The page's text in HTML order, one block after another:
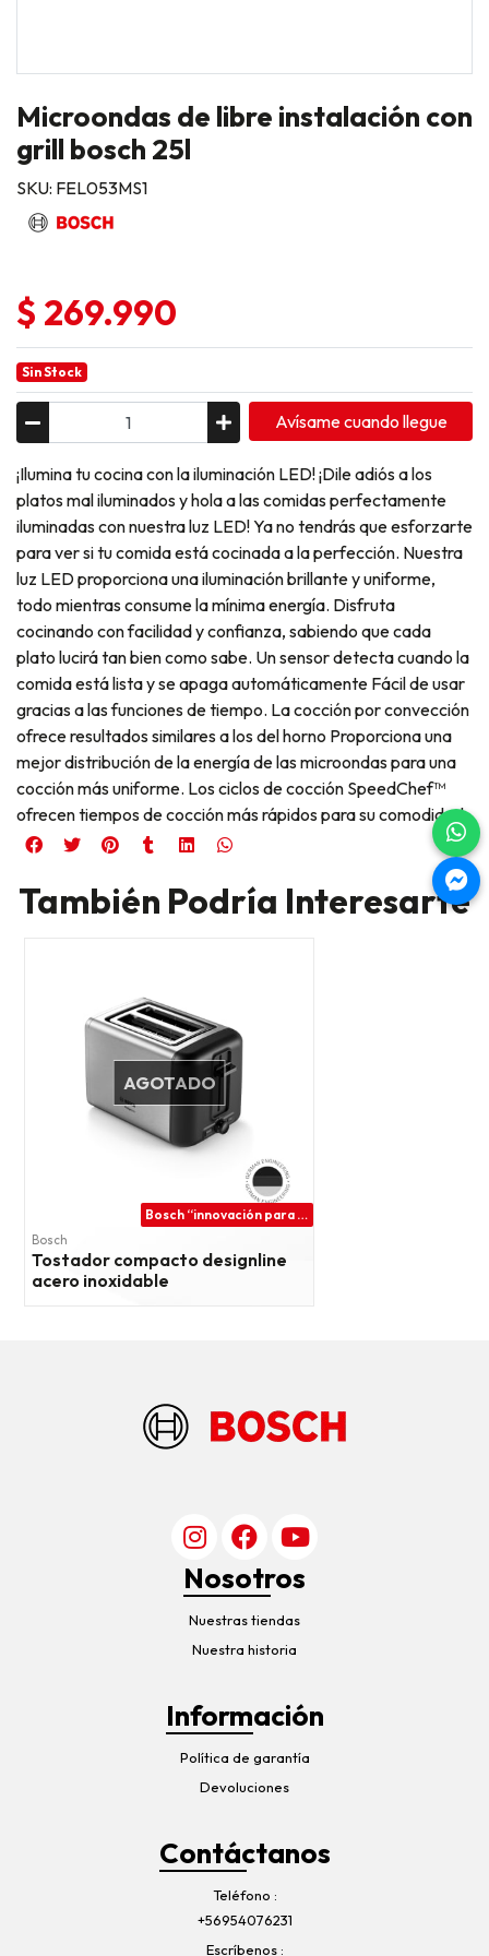
Microondas de libre instalación con
grill bosch 25l
SKU: FEL053MS1
$ 269.990
Sin Stock
Avísame cuando llegue
¡Ilumina tu cocina con la iluminación LED! ¡Dile adiós a los
platos mal iluminados y hola a las comidas perfectamente
iluminadas con nuestra luz LED! Ya no tendrás que esforzarte
para ver si tu comida está cocinada a la perfección. Nuestra
luz LED proporciona una iluminación brillante y uniforme,
todo mientras consume la mínima energía. Disfruta
cocinando con facilidad y confianza, sabiendo que cada
plato lucirá tan bien como sabe. Un sensor detecta cuando la
comida está lista y se apaga automáticamente Fácil de usar
gracias a las funciones de tiempo. La cocción por convección
ofrece resultados similares a los del horno Proporciona una
mejor distribución de la energía de las microondas para una
cocción más uniforme. Los ciclos de cocción SpeedChef™
ofrecen tiempos de cocción más rápidos para su comodidad
También Podría Interesarte
AGOTADO
Bosch “innovación para tu vida”
Bosch
Tostador compacto designline
acero inoxidable
Nosotros
Nuestras tiendas
Nuestra historia
Información
Política de garantía
Devoluciones
Contáctanos
Teléfono
+56954076231
Escríbenos